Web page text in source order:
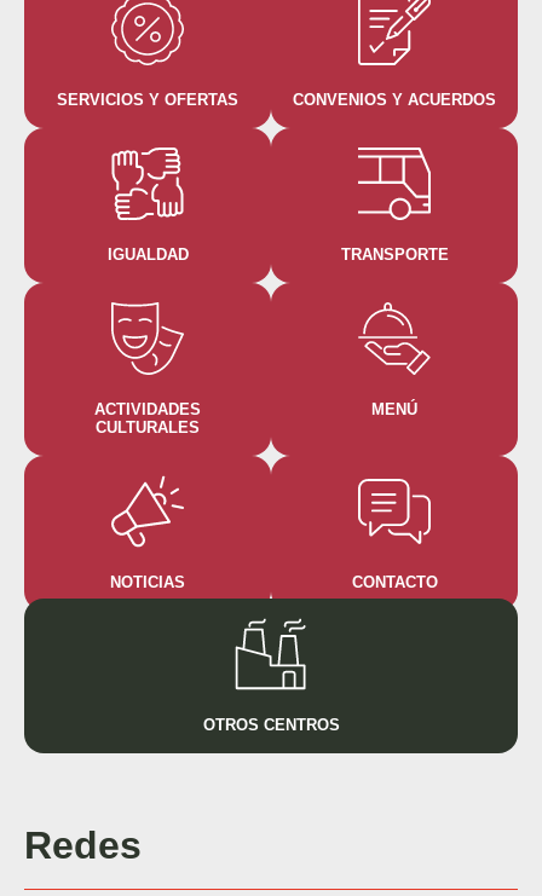
SERVICIOS Y OFERTAS CONVENIOS Y ACUERDOS
IGUALDAD TRANSPORTE
ACTIVIDADES
CULTURALES
MENÚ
NOTICIAS CONTACTO
OTROS CENTROS
Redes